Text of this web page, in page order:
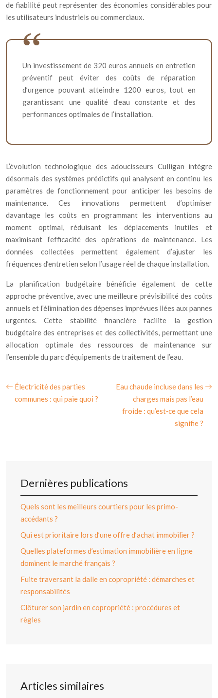
de fiabilité peut représenter des économies considérables pour
les utilisateurs industriels ou commerciaux.
Un investissement de 320 euros annuels en entretien
préventif peut éviter des coûts de réparation
d’urgence pouvant atteindre 1200 euros, tout en
garantissant une qualité d’eau constante et des
performances optimales de l’installation.
L’évolution technologique des adoucisseurs Culligan intègre
désormais des systèmes prédictifs qui analysent en continu les
paramètres de fonctionnement pour anticiper les besoins de
maintenance. Ces innovations permettent d’optimiser
davantage les coûts en programmant les interventions au
moment optimal, réduisant les déplacements inutiles et
maximisant l’efficacité des opérations de maintenance. Les
données collectées permettent également d’ajuster les
fréquences d’entretien selon l’usage réel de chaque installation.
La planification budgétaire bénéficie également de cette
approche préventive, avec une meilleure prévisibilité des coûts
annuels et l’élimination des dépenses imprévues liées aux pannes
urgentes. Cette stabilité financière facilite la gestion
budgétaire des entreprises et des collectivités, permettant une
allocation optimale des ressources de maintenance sur
l’ensemble du parc d’équipements de traitement de l’eau.
Électricité des parties
communes : qui paie quoi ?
Eau chaude incluse dans les
charges mais pas l’eau
froide : qu’est‑ce que cela
signifie ?
Dernières publications
Quels sont les meilleurs courtiers pour les primo-
accédants ?
Qui est prioritaire lors d’une offre d’achat immobilier ?
Quelles plateformes d’estimation immobilière en ligne
dominent le marché français ?
Fuite traversant la dalle en copropriété : démarches et
responsabilités
Clôturer son jardin en copropriété : procédures et
règles
Articles similaires